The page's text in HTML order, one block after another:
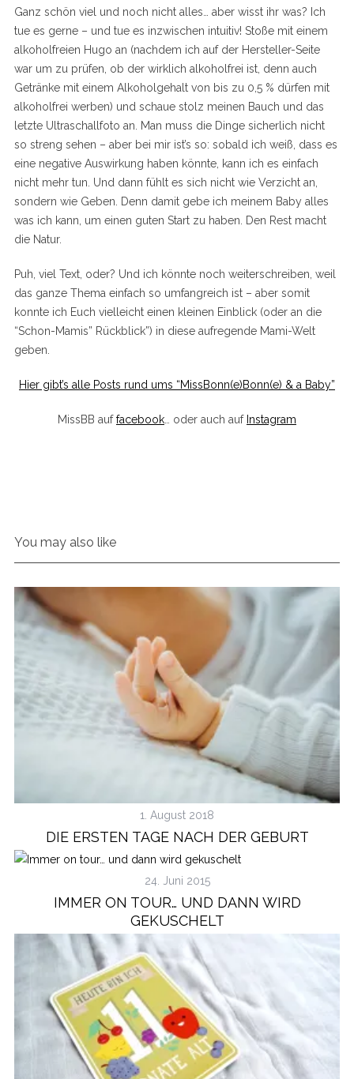
Ganz schön viel und noch nicht alles… aber wisst ihr was? Ich
tue es gerne – und tue es inzwischen intuitiv! Stoße mit einem
alkoholfreien Hugo an (nachdem ich auf der Hersteller-Seite
war um zu prüfen, ob der wirklich alkoholfrei ist, denn auch
Getränke mit einem Alkoholgehalt von bis zu 0,5 % dürfen mit
alkoholfrei werben) und schaue stolz meinen Bauch und das
letzte Ultraschallfoto an. Man muss die Dinge sicherlich nicht
so streng sehen – aber bei mir ist’s so: sobald ich weiß, dass es
eine negative Auswirkung haben könnte, kann ich es einfach
nicht mehr tun. Und dann fühlt es sich nicht wie Verzicht an,
sondern wie Geben. Denn damit gebe ich meinem Baby alles
was ich kann, um einen guten Start zu haben. Den Rest macht
die Natur.
Puh, viel Text, oder? Und ich könnte noch weiterschreiben, weil
das ganze Thema einfach so umfangreich ist – aber somit
konnte ich Euch vielleicht einen kleinen Einblick (oder an die
“Schon-Mamis” Rückblick”) in diese aufregende Mami-Welt
geben.
Hier gibt’s alle Posts rund ums “MissBonn(e)Bonn(e) & a Baby”
MissBB auffacebook … oder auch auf Instagram
You may also like
1. August 2018
DIE ERSTEN TAGE NACH DER GEBURT
24. Juni 2015
IMMER ON TOUR… UND DANN WIRD
GEKUSCHELT
r
o